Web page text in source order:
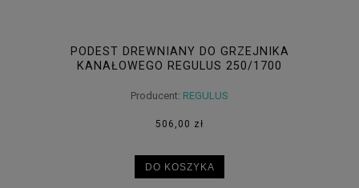
PODEST DREWNIANY DO GRZEJNIKA
KANAŁOWEGO REGULUS 250/1700
Producent: REGULUS
506,00 zł
DO KOSZYKA